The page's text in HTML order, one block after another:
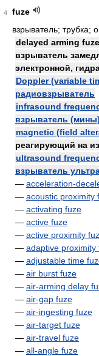
4
fuze
взрыватель; трубка;
delayed arming
взрыватель
электронной,
Doppler (variable
радиовзрыватель
infrasound
взрыватель
magnetic (field
реагирующий на
ultrasound
взрыватель
— acceleration-
— acoustic proximity
— activating fuze
— active fuze
— active proximity
— adaptive proximity
— adjustable time
— air burst fuze
— air-arming delay
— air-gap fuze
— air-ingesting fuze
— air-target fuze
— air-travel fuze
— all-angle fuze